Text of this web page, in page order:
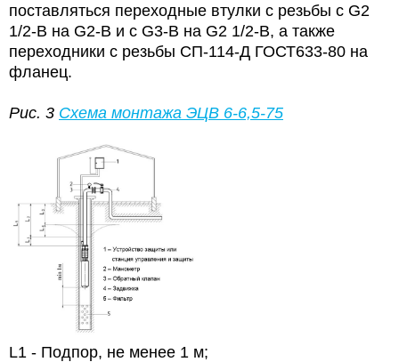
поставляться переходные втулки с резьбы с G2
1/2-В на G2-В и с G3-В на G2 1/2-В, а также
переходники с резьбы СП-114-Д ГОСТ633-80 на
фланец.
Рис. 3 Схема монтажа ЭЦВ 6-6,5-75
L1 - Подпор, не менее 1 м;